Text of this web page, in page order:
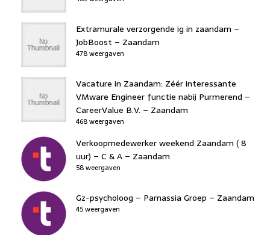
Extramurale verzorgende ig in zaandam –
JobBoost – Zaandam
478 weergaven
Vacature in Zaandam: Zéér interessante
VMware Engineer functie nabij Purmerend –
CareerValue B.V. – Zaandam
468 weergaven
Verkoopmedewerker weekend Zaandam ( 8
uur) – C & A – Zaandam
58 weergaven
Gz-psycholoog – Parnassia Groep – Zaandam
45 weergaven